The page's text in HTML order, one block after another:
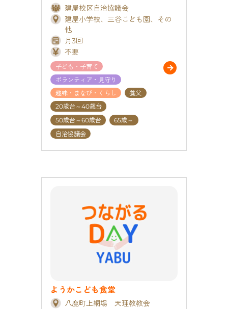
建屋校区自治協議会
建屋小学校、三谷こども園、その
他
月3回
不要
子ども・子育て
ボランティア・見守り
趣味・まなび・くらし
養父
20歳台～40歳台
50歳台～60歳台
65歳～
自治協議会
ようかこども食堂
八鹿町上網場 天理教教会